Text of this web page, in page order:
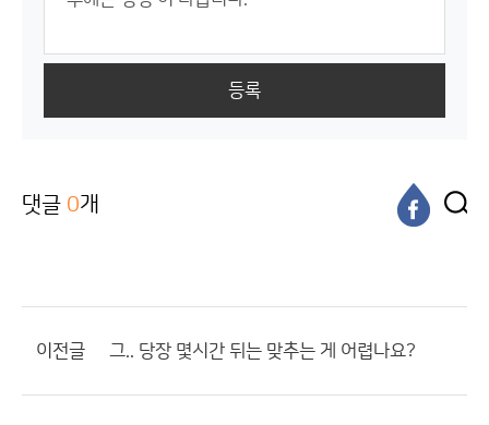
등록
댓글 0개
이전글 그.. 당장 몇시간 뒤는 맞추는 게 어렵나요?